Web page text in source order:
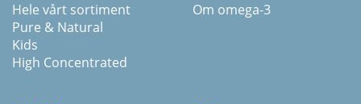
Hele vårt sortiment
Pure & Natural
Kids
High Concentrated
Om omega-3